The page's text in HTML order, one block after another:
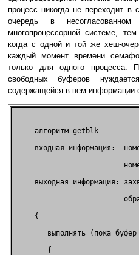
процесс никогда не переходит в
очередь в
многопроцессорной системе,
когда с одной и той же хеш-
каждый момент времени
только для одного
свободных буферов
содержащейся в нем информации
алгоритм getblk
входная
выходная информация:
выполнять